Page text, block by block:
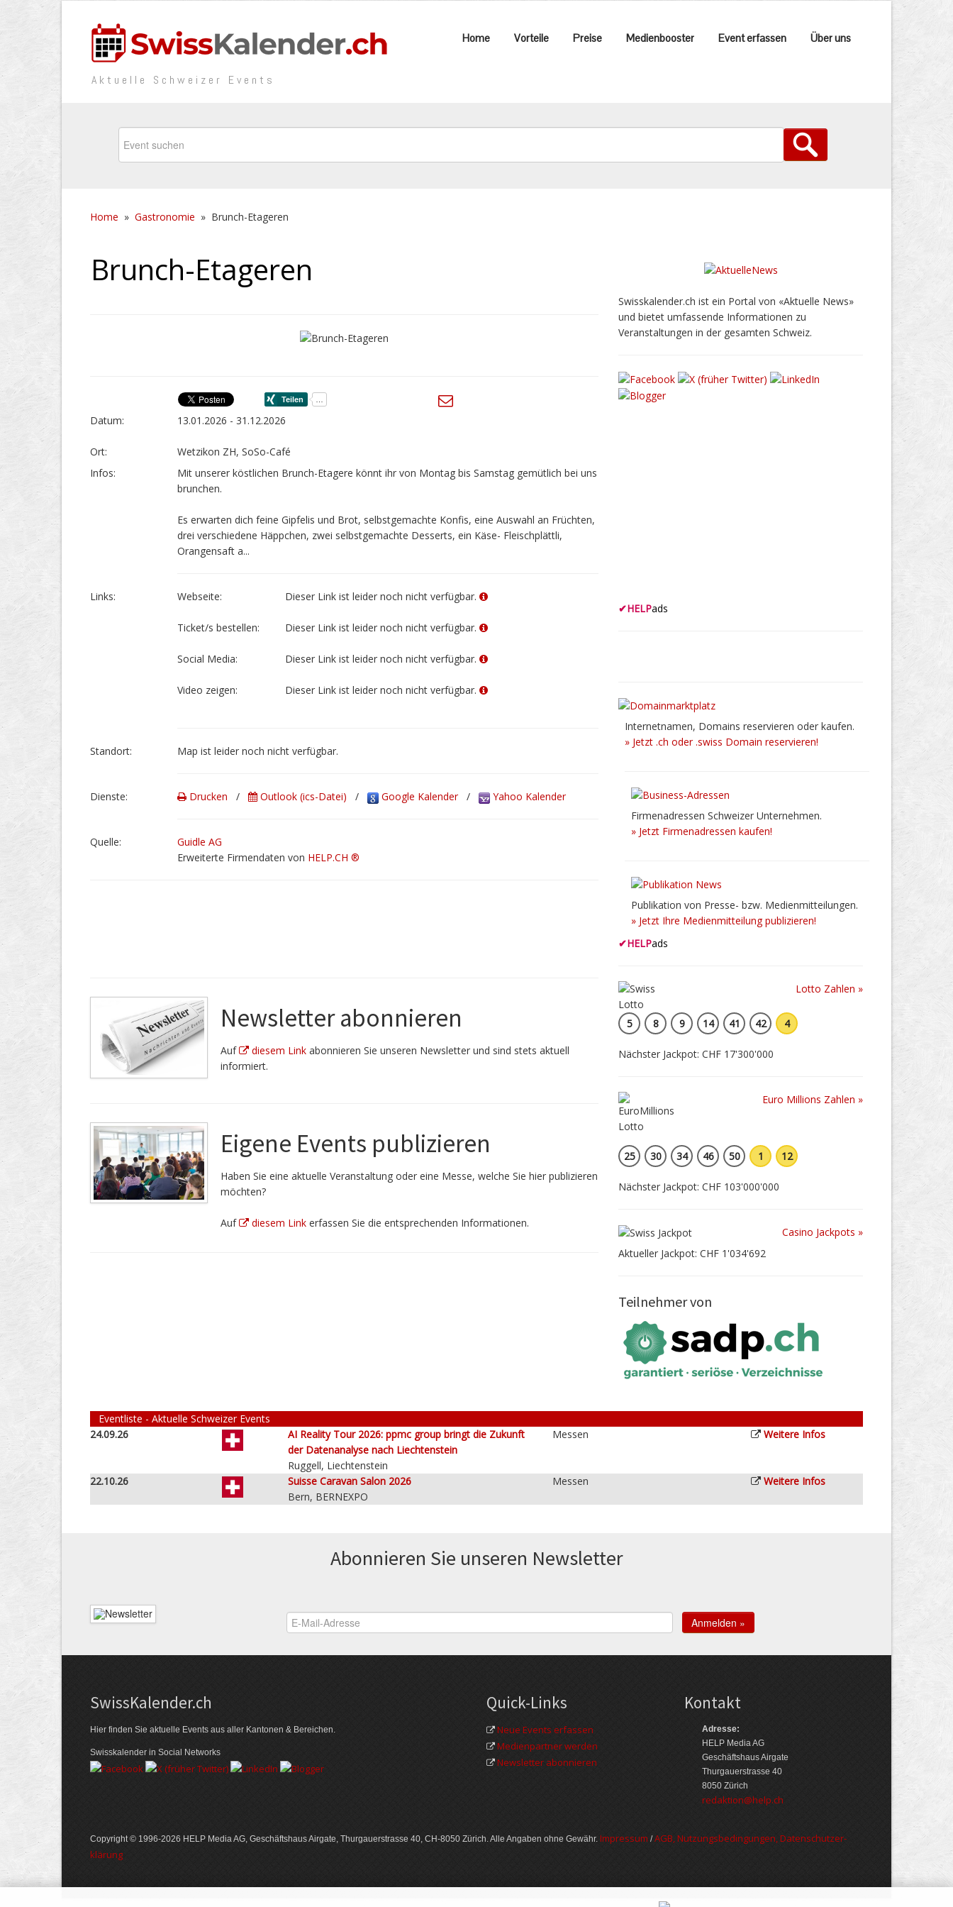
Aktuelle Schweizer Events
Home Vorteile Preise Medienbooster Event erfassen Über uns
Home » Gastronomie » Brunch-Etageren
Brunch-Etageren
Datum: 13.01.2026 - 31.12.2026
Ort:
Wetzikon ZH, SoSo-Café
Infos:
Mit unserer köstlichen Brunch-Etagere könnt ihr von Montag bis Samstag gemütlich bei uns
brunchen.
Es erwarten dich feine Gipfelis und Brot, selbstgemachte Konfis, eine Auswahl an Früchten,
drei verschiedene Häppchen, zwei selbstgemachte Desserts, ein Käse- Fleischplättli,
Orangensaft a...
Links: Webseite: Dieser Link ist leider noch nicht verfügbar.
Ticket/s bestellen: Dieser Link ist leider noch nicht verfügbar.
Social Media: Dieser Link ist leider noch nicht verfügbar.
Video zeigen: Dieser Link ist leider noch nicht verfügbar.
Stand­ort: Map ist leider noch nicht verfügbar.
Dienste: Drucken / Outlook (ics-Datei) / Google Kalender/ Yahoo Kalender
Quelle:
Guidle AG
Erweiterte Firmendaten von HELP.CH ®
Newsletter abonnieren
Auf diesem Linkabonnieren Sie unseren Newsletter und sind stets aktuell
informiert.
Eigene Events publizieren
Haben Sie eine aktuelle Veranstaltung oder eine Messe, welche Sie hier publizieren
möchten?
Auf diesem Linkerfassen Sie die entsprechenden Informationen.
Swisskalender.ch ist ein Portal von «Aktuelle News»
und bietet umfassende Informationen zu
Veranstaltungen in der gesamten Schweiz.
✔HELPads
Internetnamen, Domains reservieren oder kaufen.
» Jetzt .ch oder .swiss Domain reservieren!
Firmenadressen Schweizer Unternehmen.
» Jetzt Firmenadressen kaufen!
Publikation von Presse- bzw. Medienmitteilungen.
» Jetzt Ihre Medienmitteilung publizieren!
✔HELPads
Lotto Zahlen »
5 8 9 14 41 42 4
Nächster Jackpot: CHF 17'300'000
Euro Millions Zahlen »
25 30 34 46 50 1 12
Nächster Jackpot: CHF 103'000'000
Casino Jackpots »
Aktueller Jackpot: CHF 1'034'692
Teilnehmer von
Eventliste - Aktuelle Schweizer Events
24.09.26
AI Reality Tour 2026: ppmc group bringt die Zukunft
der Datenanalyse nach Liechtenstein
Ruggell, Liechtenstein
Messen Weitere Infos
22.10.26
Suisse Caravan Salon 2026
Bern, BERNEXPO
Messen Weitere Infos
Abonnieren Sie unseren News­letter
Swiss­Kalender.ch
Hier finden Sie aktuelle Events aus aller Kantonen & Bereichen.
Swisskalender in Social Networks
Quick-Links
Neue Events erfassen
Medienpartner werden
Newsletter abonnieren
Kontakt
Adresse:
HELP Media AG
Geschäftshaus Airgate
Thurgauerstrasse 40
8050 Zürich
redaktion@help.ch
Copyright © 1996-2026 HELP Media AG, Geschäftshaus Airgate, Thurgauer­strasse 40, CH-8050 Zürich. Alle Angaben ohne Gewähr. Im­pres­sum /AGB, Nut­zungs­bedin­gungen, Daten­schutz­er­
klärung